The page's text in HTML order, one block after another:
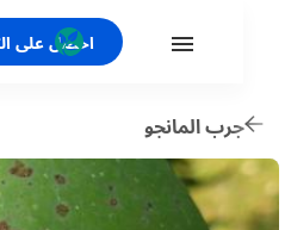
احصل على التطبيق
جرب المانجو